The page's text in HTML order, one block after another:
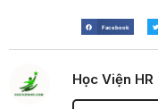
Facebook
Học Viện HR